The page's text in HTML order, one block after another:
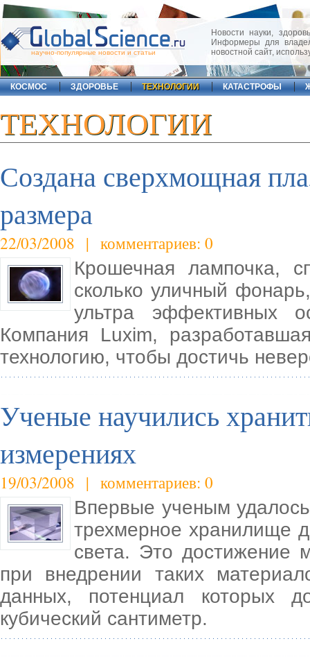
научно-популярные новости и статьи
Новости науки,
Информеры для
новостной сайт,
КОСМОС ЗДОРОВЬЕ ТЕХНОЛОГИИ КАТАСТРОФЫ
ТЕХНОЛОГИИ
Создана сверхмощная
размера
22/03/2008 | комментариев: 0
Крошечная лампочка,
сколько уличный
ультра эффективных
Компания Luxim,
технологию, чтобы достичь
Ученые научились
измерениях
19/03/2008 | комментариев: 0
Впервые ученым
трехмерное хранилище
света. Это достижение
при внедрении таких
данных, потенциал которых
кубический сантиметр.